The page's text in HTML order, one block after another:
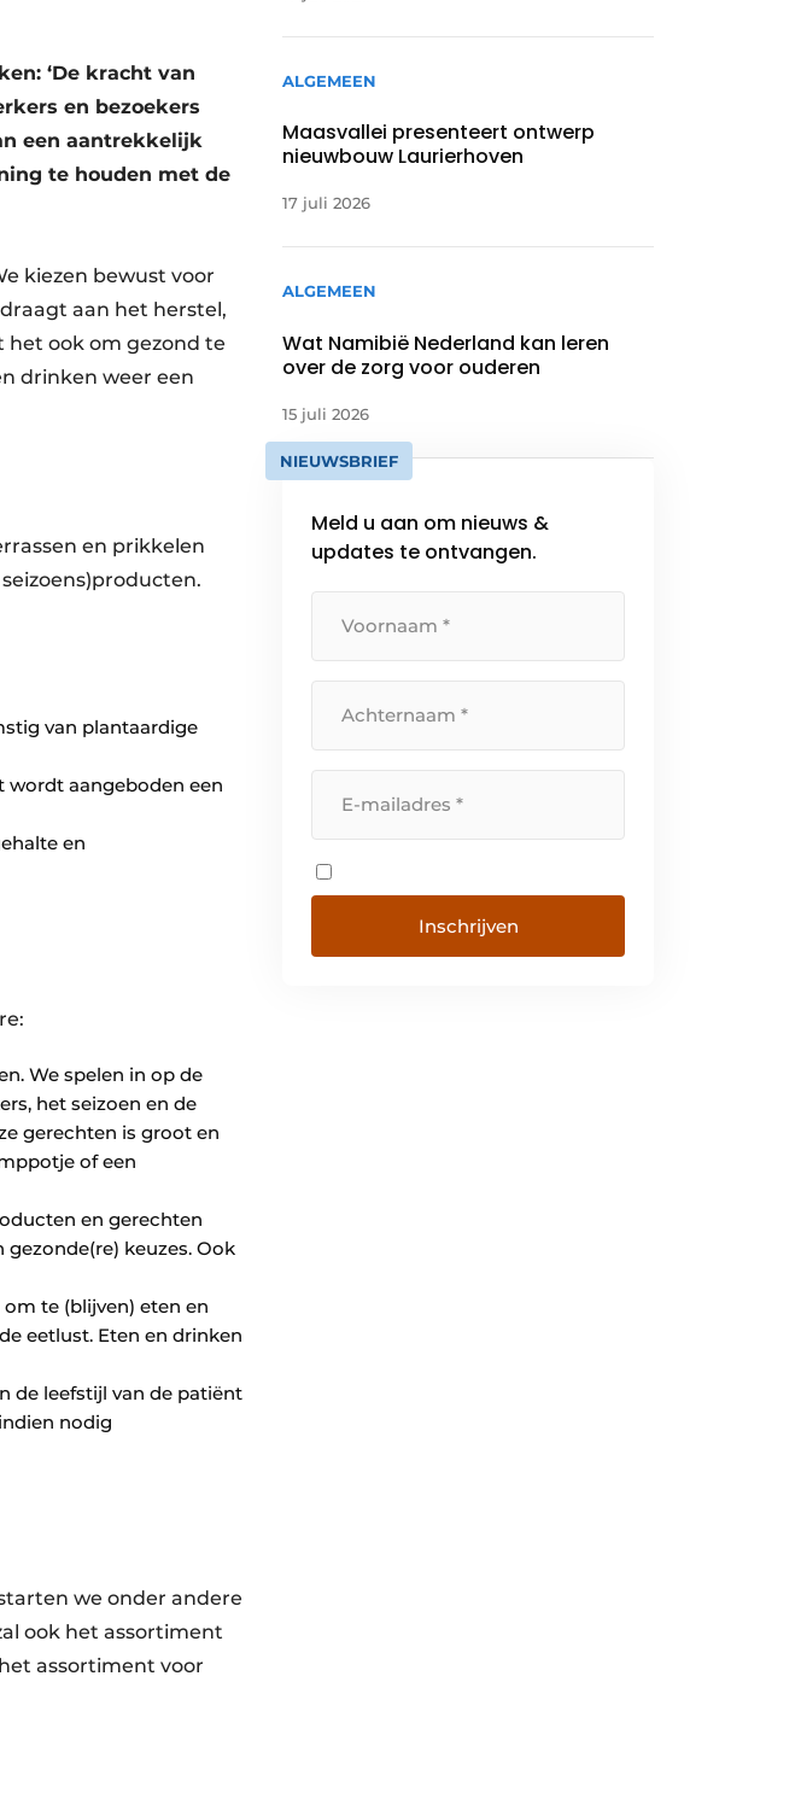
‘De kracht van
en bezoekers
een aantrekkelijk
te houden met de
kiezen bewust voor
aan het herstel,
het ook om gezond te
drinken weer een
en prikkelen
van plantaardige
wordt aangeboden een
en
We spelen in op de
het seizoen en de
gerechten is groot en
of een
en gerechten
keuzes. Ook
te (blijven) eten en
eetlust. Eten en drinken
de leefstijl van de patiënt
nodig
we onder andere
ook het assortiment
assortiment voor
ALGEMEEN
Maasvallei presenteert ontwerp
nieuwbouw Laurierhoven
17 juli 2026
ALGEMEEN
Wat Namibië Nederland kan leren
over de zorg voor ouderen
15 juli 2026
NIEUWSBRIEF
Meld u aan om nieuws &
updates te ontvangen.